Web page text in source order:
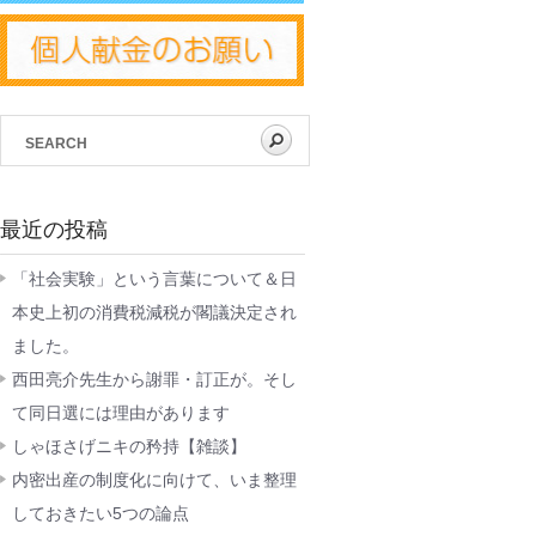
最近の投稿
「社会実験」という言葉について＆日
本史上初の消費税減税が閣議決定され
ました。
西田亮介先生から謝罪・訂正が。そし
て同日選には理由があります
しゃほさげニキの矜持【雑談】
内密出産の制度化に向けて、いま整理
しておきたい5つの論点